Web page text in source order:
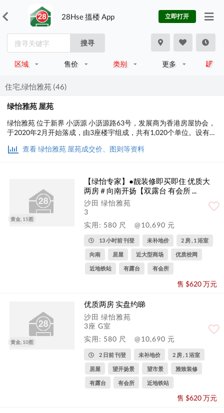
28Hse 搵楼 App 立即打开
搜寻
区域 售价 类别 更多
住宅,绿怡雅苑 (46)
绿怡雅苑 屋苑
绿怡雅苑 位于新界 小沥源 小沥源路63号，发展商为香港房屋协会，
于2020年2月开始落成，由3座楼宇组成，共有1,020个单位。设有1
施，小学校网在91区，中学校区在沙田。
查看 绿怡雅苑 屋苑成交价、图则等资料
黄金, 15图
【绿怡专家】●靓装修即买即住 优质大
两房＃向南开扬【双露台 有会所 ...
沙田 绿怡雅苑
3
实用: 580 尺
@10,690 元
13 小时前 刊登 未补地价 2 房 , 1 浴室
向南 居屋 近大型商场 优质校网
近地铁站 有露台 有会所
售 $620 万元
黄金, 10图
优质两房 实盘约睇
沙田 绿怡雅苑
3座 G室
实用: 580 尺
@10,690 元
2 日前 刊登 未补地价 2 房 , 1 浴室
居屋 望开扬景 望市景 雅致装修
有露台 有会所 近地铁站
售 $620 万元